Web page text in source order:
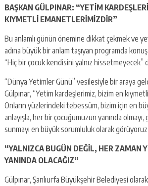
BAŞKAN GÜLPINAR: “YETİM
KIYMETLİ EMANETLERİMİZDİR”
Bu anlamlı günün önemine dikkat çekmek ve
adına büyük bir anlam taşıyan programda
“Hiç bir çocuk kendisini yalnız hissetmeyecek”
“Dünya Yetimler Günü” vesilesiyle bir araya
Gülpınar, “Yetim kardeşlerimiz, bizim en
Onların yüzlerindeki tebessüm, bizim için en
anlayışla, her bir çocuğumuzun yanında
sunmayı en büyük sorumluluk olarak
“YALNIZCA BUGÜN DEĞİL, HER ZAMAN
YANINDA OLACAĞIZ”
Gülpınar, Şanlıurfa Büyükşehir Belediyesi